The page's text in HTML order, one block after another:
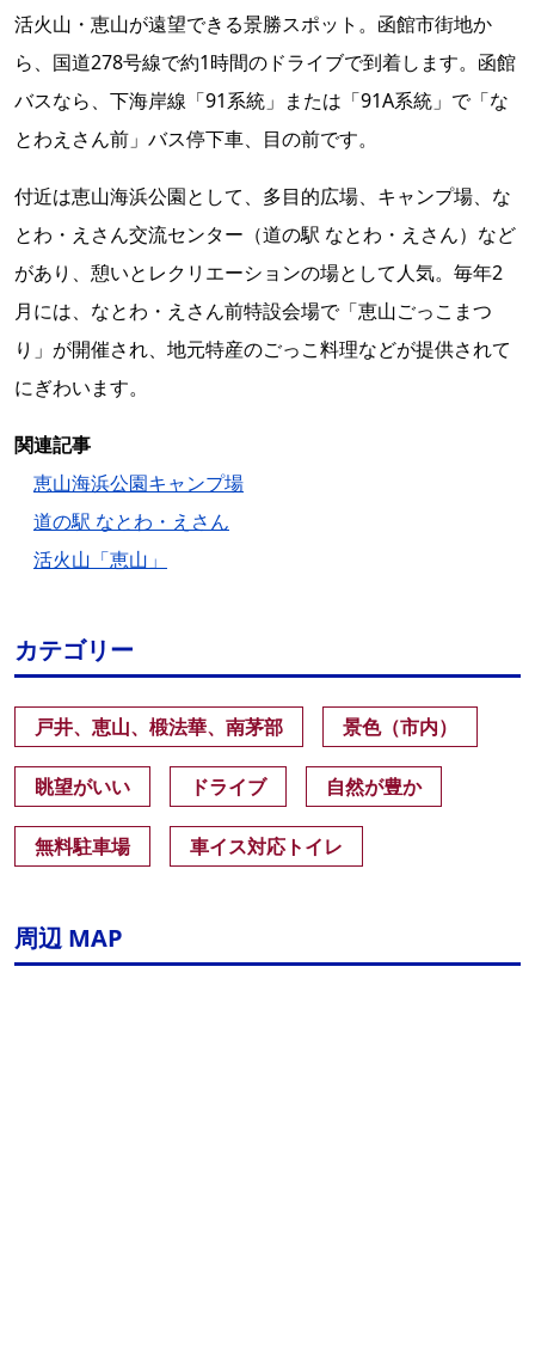
活火山・恵山が遠望できる景勝スポット。函館市街地か
ら、国道278号線で約1時間のドライブで到着します。函館
バスなら、下海岸線「91系統」または「91A系統」で「な
とわえさん前」バス停下車、目の前です。
付近は恵山海浜公園として、多目的広場、キャンプ場、な
とわ・えさん交流センター（道の駅 なとわ・えさん）など
があり、憩いとレクリエーションの場として人気。毎年2
月には、なとわ・えさん前特設会場で「恵山ごっこまつ
り」が開催され、地元特産のごっこ料理などが提供されて
にぎわいます。
関連記事
恵山海浜公園キャンプ場
道の駅 なとわ・えさん
活火山「恵山」
カテゴリー
戸井、恵山、椴法華、南茅部 景色（市内）
眺望がいい ドライブ 自然が豊か
無料駐車場 車イス対応トイレ
周辺 MAP